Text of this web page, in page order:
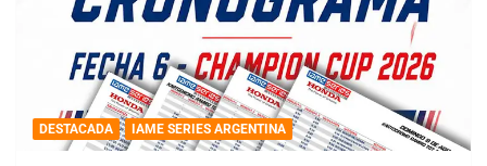
DESTACADA IAME SERIES ARGENTINA